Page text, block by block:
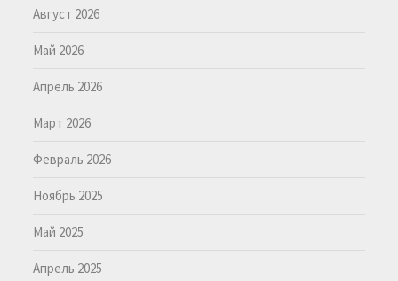
Август 2026
Май 2026
Апрель 2026
Март 2026
Февраль 2026
Ноябрь 2025
Май 2025
Апрель 2025